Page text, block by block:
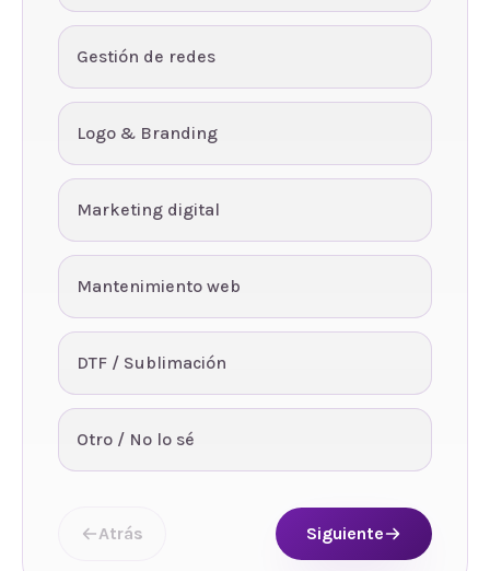
Gestión de redes
Logo & Branding
Marketing digital
Mantenimiento web
DTF / Sublimación
Otro / No lo sé
Atrás Siguiente